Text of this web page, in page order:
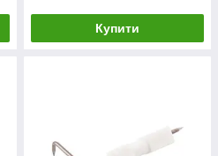
Купити